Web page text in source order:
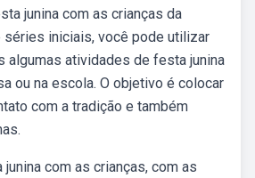
junina com as crianças da
séries iniciais, você pode utilizar
algumas atividades de festa junina
ou na escola. O objetivo é colocar
com a tradição e também
com as crianças, com as